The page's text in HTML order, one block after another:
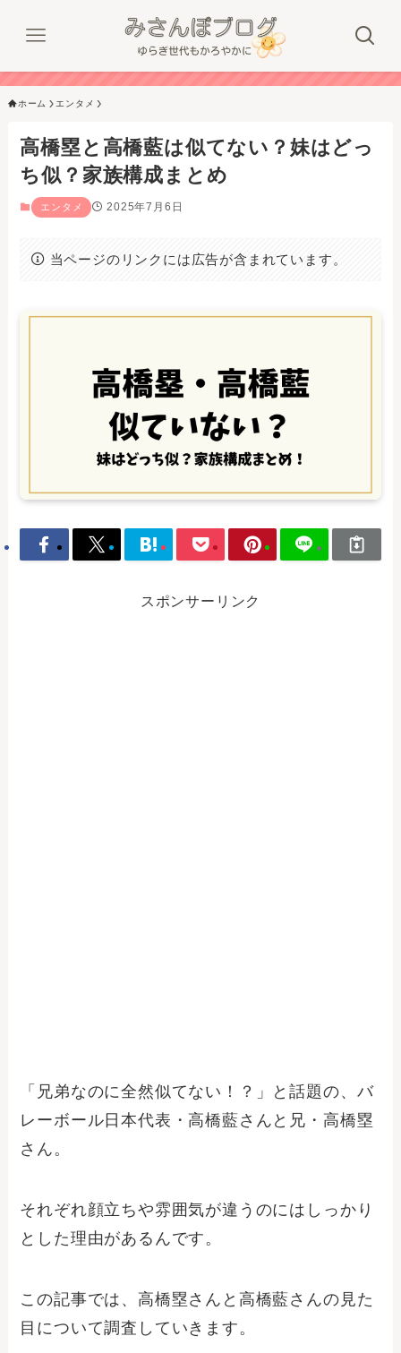
ホーム エンタメ
高橋塁と高橋藍は似てない？妹はどっ
ち似？家族構成まとめ
エンタメ 2025年7月6日
当ページのリンクには広告が含まれています。
スポンサーリンク
「兄弟なのに全然似てない！？」と話題の、バ
レーボール日本代表・高橋藍さんと兄・高橋塁
さん。
それぞれ顔立ちや雰囲気が違うのにはしっかり
とした理由があるんです。
この記事では、高橋塁さんと高橋藍さんの見た
目について調査していきます。